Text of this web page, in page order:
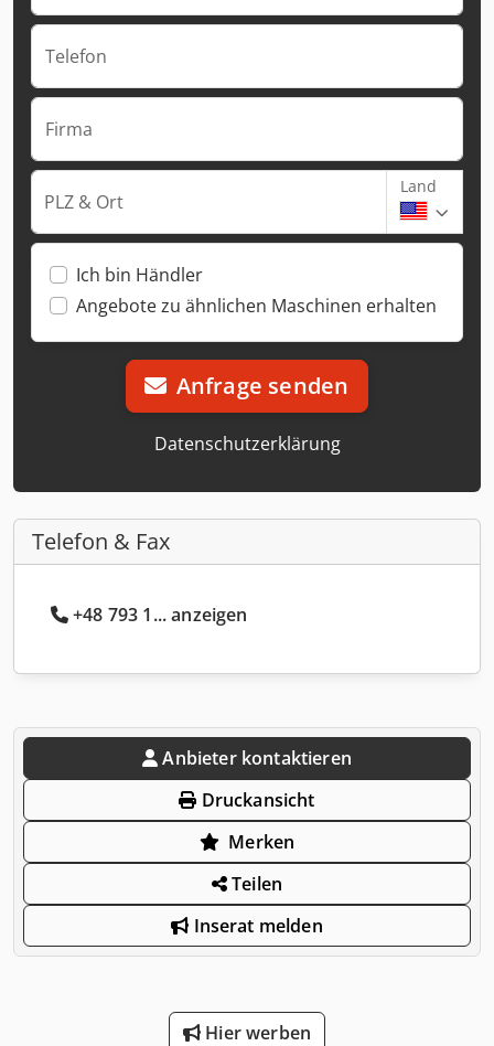
Telefon
Firma
PLZ & Ort
Land
Ich bin Händler
Angebote zu ähnlichen Maschinen erhalten
Anfrage senden
Datenschutzerklärung
Telefon & Fax
+48 793 1... anzeigen
Anbieter kontaktieren
Druckansicht
Merken
Teilen
Inserat melden
Hier werben